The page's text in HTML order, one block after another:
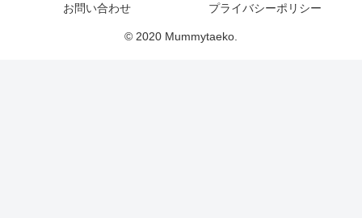
お問い合わせ
プライバシーポリシー
© 2020 Mummytaeko.